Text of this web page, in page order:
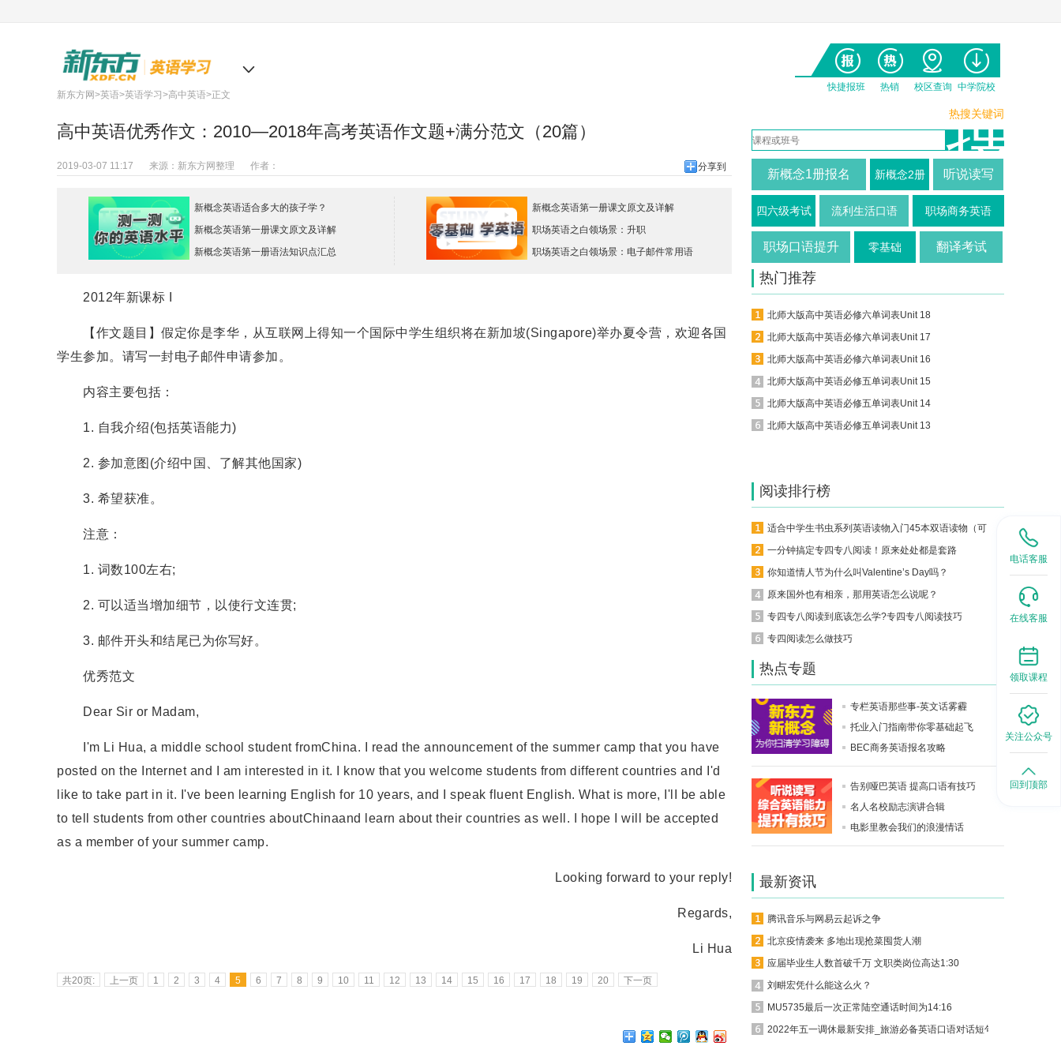
快捷报班
热销 校区查询 中学院校
新东方网>英语>英语学习 >高中英语>正文
高中英语优秀作文：2010—2018年高考英语作文题+满分范文（20篇）
2019-03-07 11:17 来源： 新东方网整理 作者： 分享到
新概念英语适合多大的孩子学？
新概念英语第一册课文原文及详解
新概念英语第一册语法知识点汇总
新概念英语第一册课文原文及详解
职场英语之白领场景：升职
职场英语之白领场景：电子邮件常用语
2012年新课标 I
【作文题目】假定你是李华，从互联网上得知一个国际中学生组织将在新加坡(Singapore)举办夏令营，欢迎各国
学生参加。请写一封电子邮件申请参加。
内容主要包括：
1. 自我介绍(包括英语能力)
2. 参加意图(介绍中国、了解其他国家)
3. 希望获准。
注意：
1. 词数100左右;
2. 可以适当增加细节，以使行文连贯;
3. 邮件开头和结尾已为你写好。
优秀范文
Dear Sir or Madam,
I'm Li Hua, a middle school student fromChina. I read the announcement of the summer camp that you have
posted on the Internet and I am interested in it. I know that you welcome students from different countries and I'd
like to take part in it. I've been learning English for 10 years, and I speak fluent English. What is more, I'lI be able
to tell students from other countries aboutChinaand learn about their countries as well. I hope I will be accepted
as a member of your summer camp.
Looking forward to your reply!
Regards,
Li Hua
共20页: 上一页 1 2 3 4 5 6 7 8 9 10 11 12 13 14 15 16 17 18 19 20 下一页
热搜关键词
新概念1册报名 新概念2册 听说读写
四六级考试 流利生活口语 职场商务英语
职场口语提升 零基础 翻译考试
热门推荐
北师大版高中英语必修六单词表Unit 18
北师大版高中英语必修六单词表Unit 17
北师大版高中英语必修六单词表Unit 16
北师大版高中英语必修五单词表Unit 15
北师大版高中英语必修五单词表Unit 14
北师大版高中英语必修五单词表Unit 13
阅读排行榜
一分钟搞定专四专八阅读！原来处处都是套路
你知道情人节为什么叫Valentine’s Day吗？
原来国外也有相亲，那用英语怎么说呢？
专四专八阅读到底该怎么学?专四专八阅读技巧
专四阅读怎么做技巧
热点专题
专栏英语那些事-英文话雾霾
托业入门指南带你零基础起飞
BEC商务英语报名攻略
告别哑巴英语 提高口语有技巧
名人名校励志演讲合辑
电影里教会我们的浪漫情话
最新资讯
腾讯音乐与网易云起诉之争
北京疫情袭来 多地出现抢菜囤货人潮
应届毕业生人数首破千万 文职类岗位高达1:30
刘畊宏凭什么能这么火？
MU5735最后一次正常陆空通话时间为14:16
2022年五一调休最新安排_旅游必备英语口语对话短句
电话客服
在线客服
领取课程
关注公众号
回到顶部